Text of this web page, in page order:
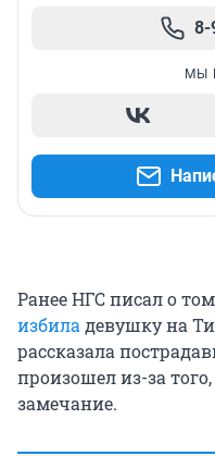
8-
МЫ
Ранее НГС писал о
избиладевушку на
рассказала
произошел из-за
замечание.